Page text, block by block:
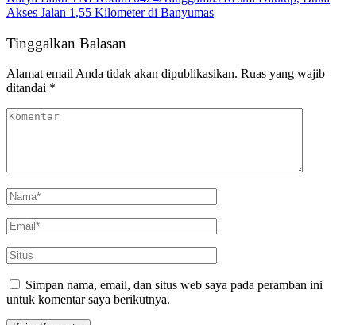
Akses Jalan 1,55 Kilometer di Banyumas
Tinggalkan Balasan
Alamat email Anda tidak akan dipublikasikan. Ruas yang wajib
ditandai *
Simpan nama, email, dan situs web saya pada peramban ini
untuk komentar saya berikutnya.